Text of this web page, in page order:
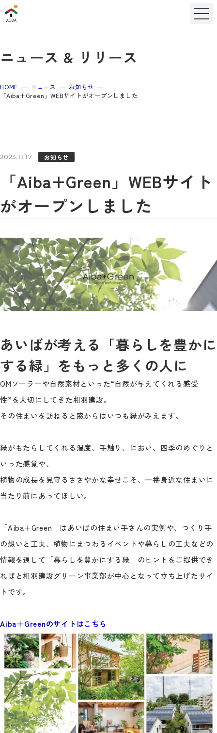
ニュース & リリース
HOME ニュース
お知らせ
「Aiba+Green」WEBサイトがオープンしました
2023.11.17 お知らせ
「Aiba+Green」WEBサイト
がオープンしました
あいばが考える「暮らしを豊かに
する緑」をもっと多くの人に
OMソーラーや自然素材といった“自然が与えてくれる感受
性”を大切にしてきた相羽建設。
その住まいを訪ねると窓からはいつも緑がみえます。
緑がもたらしてくれる温度、手触り、におい、四季のめぐりと
いった感覚や、
植物の成長を見守るささやかな幸せこそ、一番身近な住まいに
当たり前にあってほしい。
「Aiba+Green」はあいばの住まい手さんの実例や、つくり手
の想いと工夫、植物にまつわるイベントや暮らしの工夫などの
情報を通して「暮らしを豊かにする緑」のヒントをご提供でき
ればと相羽建設グリーン事業部が中心となって立ち上げたサイ
トです。
Aiba＋Greenのサイトはこちら